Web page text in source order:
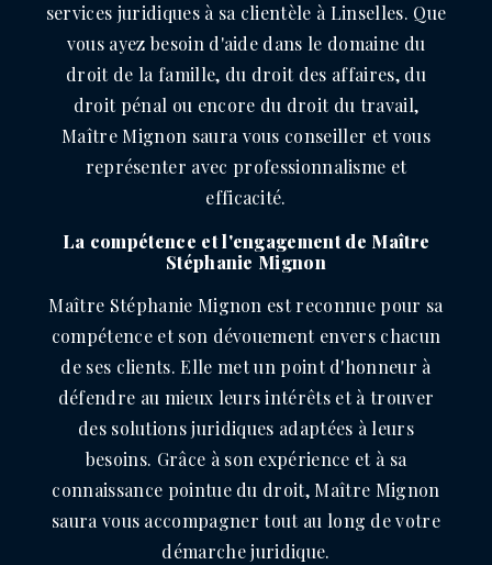
services juridiques à sa clientèle à Linselles. Que
vous ayez besoin d'aide dans le domaine du
droit de la famille, du droit des affaires, du
droit pénal ou encore du droit du travail,
Maître Mignon saura vous conseiller et vous
représenter avec professionnalisme et
efficacité.
La compétence et l'engagement de Maître
Stéphanie Mignon
Maître Stéphanie Mignon est reconnue pour sa
compétence et son dévouement envers chacun
de ses clients. Elle met un point d'honneur à
défendre au mieux leurs intérêts et à trouver
des solutions juridiques adaptées à leurs
besoins. Grâce à son expérience et à sa
connaissance pointue du droit, Maître Mignon
saura vous accompagner tout au long de votre
démarche juridique.